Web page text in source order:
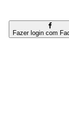
Fazer login com